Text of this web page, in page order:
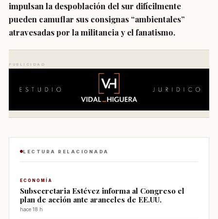
impulsan la despoblación del sur difícilmente
pueden camuflar sus consignas “ambientales”
atravesadas por la militancia y el fanatismo.
PUBLICIDAD
LECTURA RELACIONADA
ECONOMÍA
Subsecretaria Estévez informa al Congreso el
plan de acción ante aranceles de EE.UU.
hace 18 h